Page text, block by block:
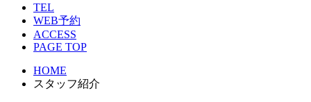
TEL
WEB予約
ACCESS
PAGE TOP
HOME
スタッフ紹介